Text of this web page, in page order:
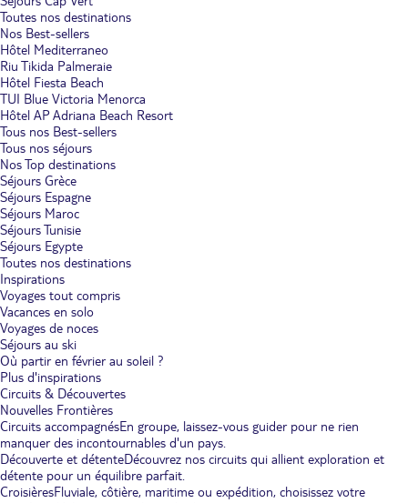
Toutes nos destinations
Nos Best-sellers
Hôtel Mediterraneo
Riu Tikida Palmeraie
Hôtel Fiesta Beach
TUI Blue Victoria Menorca
Hôtel AP Adriana Beach Resort
Tous nos Best-sellers
Tous nos séjours
Nos Top destinations
Séjours Grèce
Séjours Espagne
Séjours Maroc
Séjours Tunisie
Séjours Egypte
Toutes nos destinations
Inspirations
Voyages tout compris
Vacances en solo
Voyages de noces
Séjours au ski
Où partir en février au soleil ?
Plus d'inspirations
Circuits & Découvertes
Nouvelles Frontières
Circuits accompagnésEn groupe, laissez-vous guider pour ne rien
manquer des incontournables d'un pays.
Découverte et détenteDécouvrez nos circuits qui allient exploration et
détente pour un équilibre parfait.
CroisièresFluviale, côtière, maritime ou expédition, choisissez votre